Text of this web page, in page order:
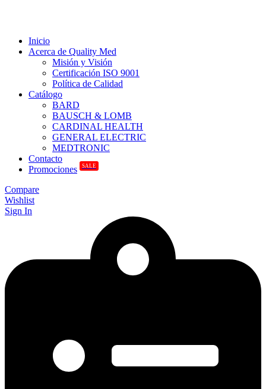
Inicio
Acerca de Quality Med
Misión y Visión
Certificación ISO 9001
Política de Calidad
Catálogo
BARD
BAUSCH & LOMB
CARDINAL HEALTH
GENERAL ELECTRIC
MEDTRONIC
Contacto
Promociones
SALE
Compare
Wishlist
Sign In